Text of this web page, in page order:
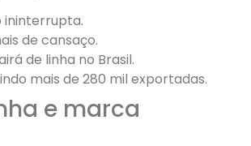
ininterrupta.
de cansaço.
de linha no Brasil.
mais de 280 mil exportadas.
e marca